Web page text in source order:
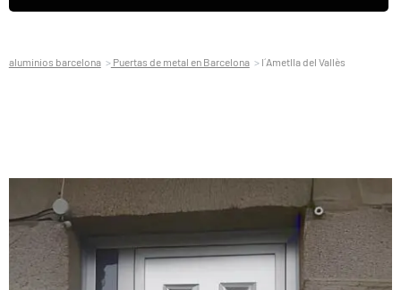
aluminios barcelona Puertas de metal en Barcelona l´Ametlla del Vallès